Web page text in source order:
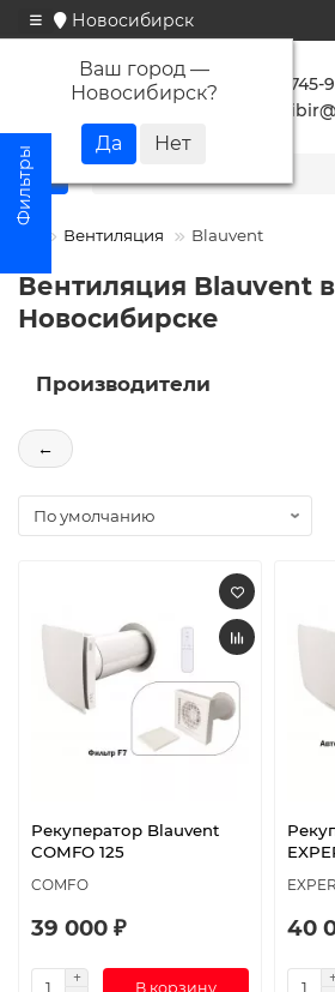
Новосибирск
Ваш город —
Новосибирск?
+7 923 745-
Вентиляция Blauvent
Вентиляция Blauvent в
Новосибирске
Производители
←
Рекуператор Blauvent
COMFO 125
COMFO
39 000 ₽
В корзину
40